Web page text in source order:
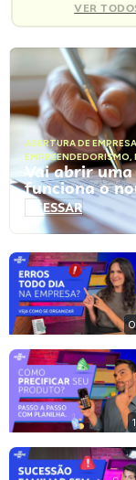
VER
ABERTURA DE EMPRESA
EMPREENDEDORISMO,
Vai abrir uma
funciona o
ACESSAR